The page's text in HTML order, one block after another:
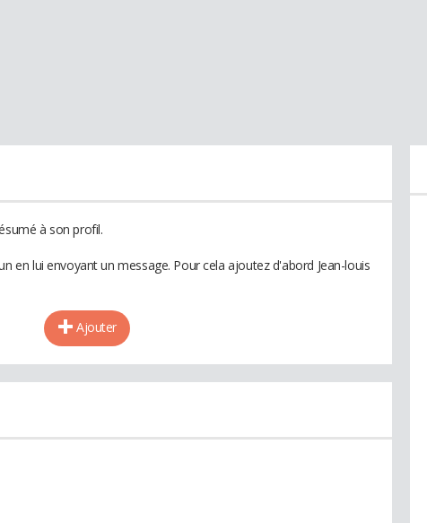
à son profil.
en lui envoyant un message. Pour cela ajoutez d'abord Jean-louis
Ajouter